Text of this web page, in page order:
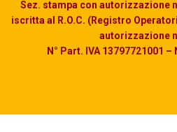
Sez. stampa con autorizzazione
iscritta al R.O.C. (Registro
autorizzazione
N° Part. IVA 13797721001 –